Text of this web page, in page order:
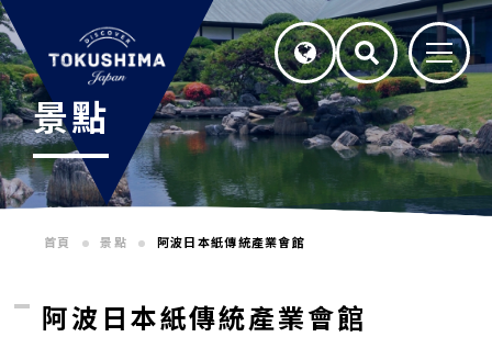
景點
首頁 景點 阿波日本紙傳統產業會館
阿波日本紙傳統產業會館